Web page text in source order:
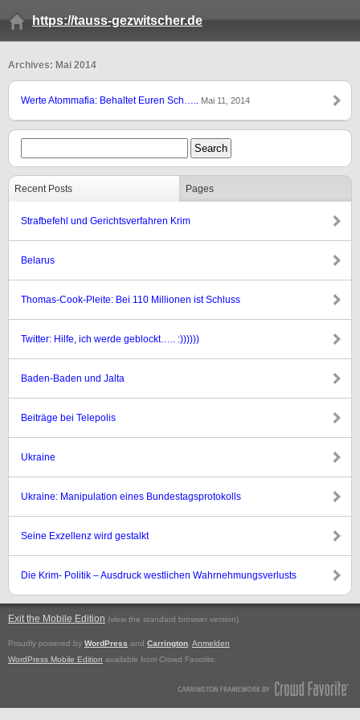
https://tauss-gezwitscher.de
Archives: Mai 2014
Werte Atommafia: Behaltet Euren Sch….. Mai 11, 2014
Recent Posts Pages
Strafbefehl und Gerichtsverfahren Krim
Belarus
Thomas-Cook-Pleite: Bei 110 Millionen ist Schluss
Twitter: Hilfe, ich werde geblockt….. :))))))
Baden-Baden und Jalta
Beiträge bei Telepolis
Ukraine
Ukraine: Manipulation eines Bundestagsprotokolls
Seine Exzellenz wird gestalkt
Die Krim- Politik – Ausdruck westlichen Wahrnehmungsverlusts
Exit the Mobile Edition (view the standard browser version).
Proudly powered by WordPress and Carrington Anmelden
WordPress Mobile Edition available from Crowd Favorite.